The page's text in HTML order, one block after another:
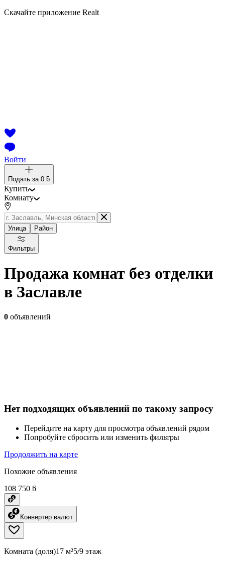
Скачайте приложение Realt
Войти
Подать за 0 ƃ
Купить
Комнату
Улица Район
Фильтры
Продажа комнат без отделки
в Заславле
0 объявлений
Нет подходящих объявлений по такому запросу
Перейдите на карту для просмотра объявлений рядом
Попробуйте сбросить или изменить фильтры
Продолжить на карте
Похожие объявления
108 750 ƃ
Конвертер валют
Комната (доля)17 м²5/9 этаж